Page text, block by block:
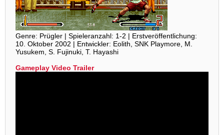
Genre: Prügler | Spieleranzahl: 1-2 | Erstveröffentlichung:
10. Oktober 2002 | Entwickler: Eolith, SNK Playmore, M.
Yusukem, S. Fujinuki, T. Hayashi
Gameplay Video Trailer